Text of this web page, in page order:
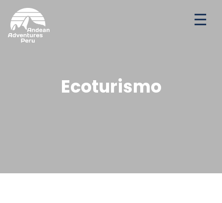
Ofertas de temporada
Ecoturismo